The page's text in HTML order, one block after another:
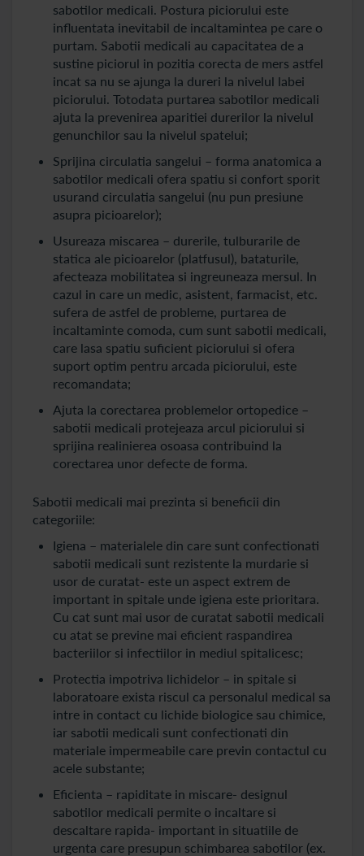
sabotilor medicali. Postura piciorului este
influentata inevitabil de incaltamintea pe care o
purtam. Sabotii medicali au capacitatea de a
sustine piciorul in pozitia corecta de mers astfel
incat sa nu se ajunga la dureri la nivelul labei
piciorului. Totodata purtarea sabotilor medicali
ajuta la prevenirea aparitiei durerilor la nivelul
genunchilor sau la nivelul spatelui;
Sprijina circulatia sangelui – forma anatomica a
sabotilor medicali ofera spatiu si confort sporit
usurand circulatia sangelui (nu pun presiune
asupra picioarelor);
Usureaza miscarea – durerile, tulburarile de
statica ale picioarelor (platfusul), bataturile,
afecteaza mobilitatea si ingreuneaza mersul. In
cazul in care un medic, asistent, farmacist, etc.
sufera de astfel de probleme, purtarea de
incaltaminte comoda, cum sunt sabotii medicali,
care lasa spatiu suficient piciorului si ofera
suport optim pentru arcada piciorului, este
recomandata;
Ajuta la corectarea problemelor ortopedice –
sabotii medicali protejeaza arcul piciorului si
sprijina realinierea osoasa contribuind la
corectarea unor defecte de forma.
Sabotii medicali mai prezinta si beneficii din
categoriile:
Igiena – materialele din care sunt confectionati
sabotii medicali sunt rezistente la murdarie si
usor de curatat- este un aspect extrem de
important in spitale unde igiena este prioritara.
Cu cat sunt mai usor de curatat sabotii medicali
cu atat se previne mai eficient raspandirea
bacteriilor si infectiilor in mediul spitalicesc;
Protectia impotriva lichidelor – in spitale si
laboratoare exista riscul ca personalul medical sa
intre in contact cu lichide biologice sau chimice,
iar sabotii medicali sunt confectionati din
materiale impermeabile care previn contactul cu
acele substante;
Eficienta – rapiditate in miscare- designul
sabotilor medicali permite o incaltare si
descaltare rapida- important in situatiile de
urgenta care presupun schimbarea sabotilor (ex.